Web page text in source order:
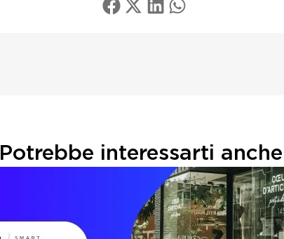
Potrebbe interessarti anche